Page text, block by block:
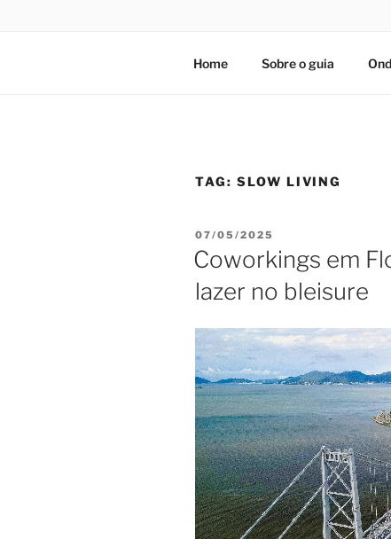
Home Sobre o guia
TAG: SLOW LIVING
PUBLICADO
EM
07/05/2025
Coworkings em
lazer no bleisure